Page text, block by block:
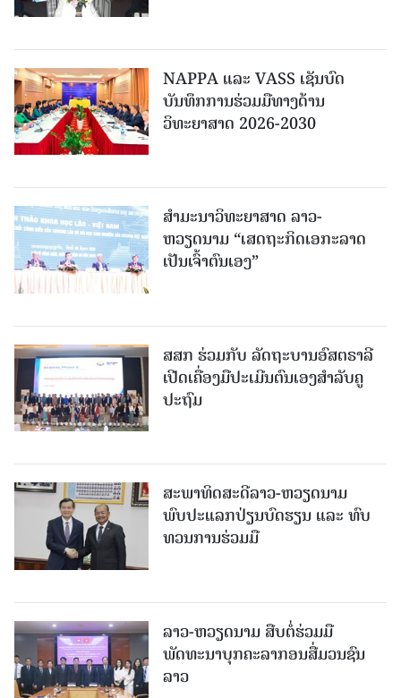
NAPPA ແລະ VASS ເຊັນບົດ
ບັນທຶກການຮ່ວມມືທາງດ້ານ
ວິທະຍາສາດ 2026-2030
ສຳມະນາວິທະຍາສາດ ລາວ-
ຫວຽດນາມ “ເສດຖະກິດເອກະລາດ
ເປັນເຈົ້າຕົນເອງ”
ສສກ ຮ່ວມກັບ ລັດຖະບານອົສຕຣາລີ
ເປີດເຄື່ອງມືປະເມີນຕົນເອງສຳລັບຄູ
ປະຖົມ
ສະພາທິດສະດີລາວ-ຫວຽດນາມ
ພົບປະແລກປ່ຽນບົດຮຽນ ແລະ ທົບ
ທວນການຮ່ວມມື
ລາວ-ຫວຽດ​ນາມ ສືບ​ຕໍ່​ຮ່ວມ​ມື
ພັດທະນາບຸກຄະລາກອນສື່ມວນຊົນ
ລາວ